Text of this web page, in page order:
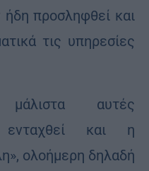
προσληφθεί και
τις υπηρεσίες
αυτές
ενταχθεί και η
ολοήμερη δηλαδή